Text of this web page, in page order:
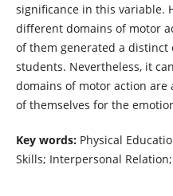
significance in this variable.
different domains of motor
of them generated a
students. Nevertheless, it
domains of motor action
of themselves for the
Key words:Physical
Skills; Interpersonal